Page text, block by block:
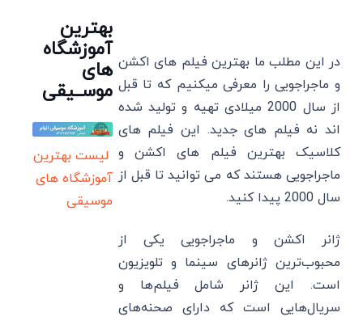
در این مطلب ما بهترین فیلم های اکشن
و ماجراجویی را معرفی میکنیم که تا قبل
از سال 2000 میلادی تهیه و تولید شده
اند نه فیلم های جدید. این فیلم های
کلاسیک بهترین فیلم های اکشن و
ماجراجویی هستند که می توانید تا قبل از
سال 2000 پیدا کنید.
ژانر اکشن و ماجراجویی یکی از
محبوب‌ترین ژانرهای سینما و تلویزیون
است. این ژانر شامل فیلم‌ها و
سریال‌هایی است که دارای صحنه‌های
بهترین
آموزشگاه
های
موســیقی
لیست بهترین
آموزشگاه های
موسیقی